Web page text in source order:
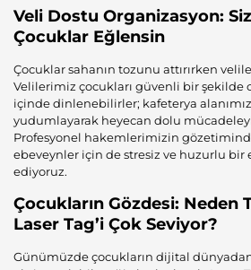
Veli Dostu Organizasyon:
Çocuklar Eğlensin
Çocuklar sahanın tozunu attırırken
Velilerimiz çocukları güvenli bir şekilde
içinde dinlenebilirler; kafeterya
yudumlayarak heyecan dolu
Profesyonel hakemlerimizin
ebeveynler için de stresiz ve huzurlu
ediyoruz.
Çocukların Gözdesi: Neden
Laser Tag’i Çok Seviyor?
Günümüzde çocukların dijital